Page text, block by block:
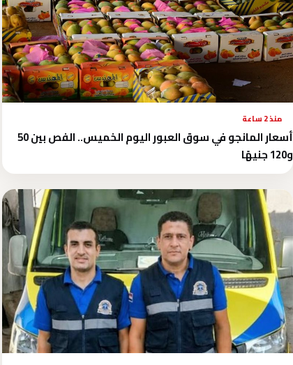
منذ 2 ساعة
أسعار المانجو في سوق العبور اليوم الخميس.. الفص بين 50
و120 جنيهًا